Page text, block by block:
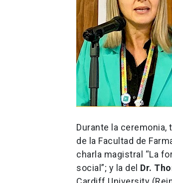
Durante la ceremonia,
de la Facultad de
charla magistral “La
social”; y la del Dr.